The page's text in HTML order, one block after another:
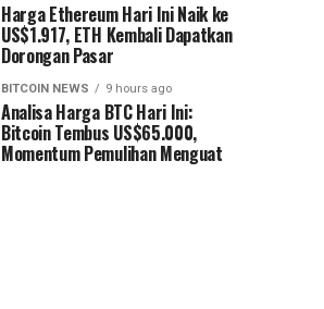
Harga Ethereum Hari Ini Naik ke
US$1.917, ETH Kembali Dapatkan
Dorongan Pasar
BITCOIN NEWS 9 hours ago
Analisa Harga BTC Hari Ini:
Bitcoin Tembus US$65.000,
Momentum Pemulihan Menguat